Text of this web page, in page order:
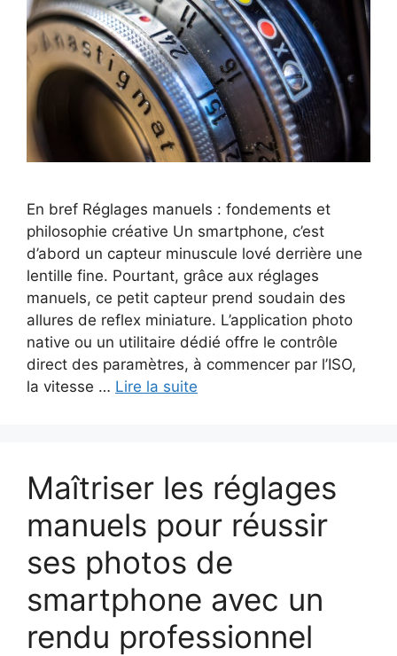
En bref Réglages manuels : fondements et
philosophie créative Un smartphone, c’est
d’abord un capteur minuscule lové derrière une
lentille fine. Pourtant, grâce aux réglages
manuels, ce petit capteur prend soudain des
allures de reflex miniature. L’application photo
native ou un utilitaire dédié offre le contrôle
direct des paramètres, à commencer par l’ISO,
la vitesse … Lire la suite
Maîtriser les réglages
manuels pour réussir
ses photos de
smartphone avec un
rendu professionnel